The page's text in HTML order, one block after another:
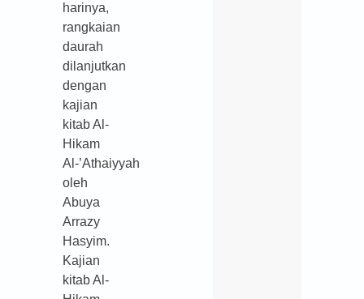
harinya,
rangkaian
daurah
dilanjutkan
dengan
kajian
kitab Al-
Hikam
Al-’Athaiyyah
oleh
Abuya
Arrazy
Hasyim.
Kajian
kitab Al-